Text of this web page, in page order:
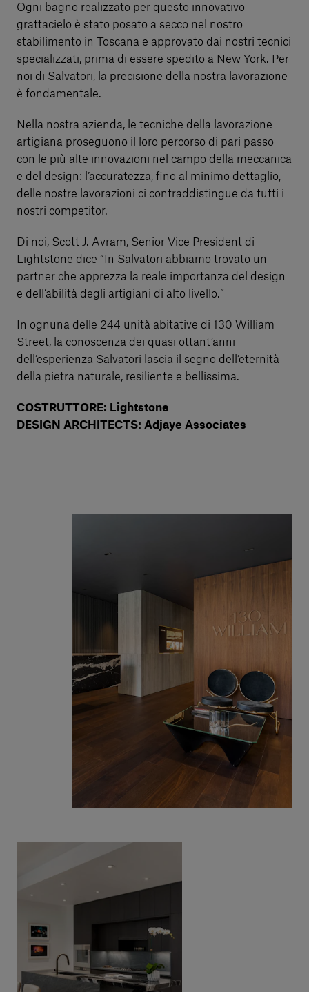
Ogni bagno realizzato per questo innovativo
grattacielo è stato posato a secco nel nostro
stabilimento in Toscana e approvato dai nostri tecnici
specializzati, prima di essere spedito a New York. Per
noi di Salvatori, la precisione della nostra lavorazione
è fondamentale.
Nella nostra azienda, le tecniche della lavorazione
artigiana proseguono il loro percorso di pari passo
con le più alte innovazioni nel campo della meccanica
e del design: l’accuratezza, fino al minimo dettaglio,
delle nostre lavorazioni ci contraddistingue da tutti i
nostri competitor.
Di noi, Scott J. Avram, Senior Vice President di
Lightstone dice “In Salvatori abbiamo trovato un
partner che apprezza la reale importanza del design
e dell’abilità degli artigiani di alto livello.”
In ognuna delle 244 unità abitative di 130 William
Street, la conoscenza dei quasi ottant’anni
dell’esperienza Salvatori lascia il segno dell’eternità
della pietra naturale, resiliente e bellissima.
COSTRUTTORE: Lightstone
DESIGN ARCHITECTS: Adjaye Associates